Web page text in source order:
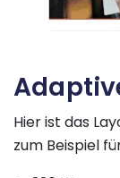
Hier ist das
zum Beispiel